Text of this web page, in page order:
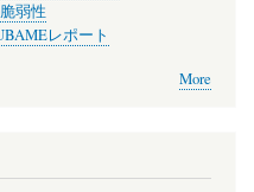
弱性
レポート
More